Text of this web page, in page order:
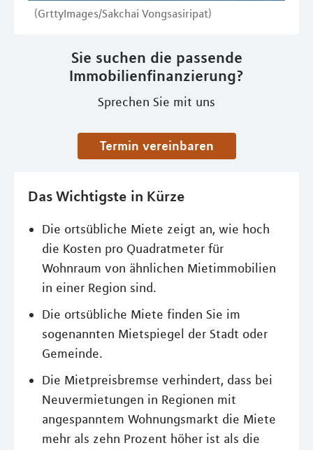
(GrttyImages/Sakchai Vongsasiripat)
Sie suchen die passende
Immobilienfinanzierung?
Sprechen Sie mit uns
Termin vereinbaren
Das Wichtigste in Kürze
Die ortsübliche Miete zeigt an, wie hoch
die Kosten pro Quadratmeter für
Wohnraum von ähnlichen Mietimmobilien
in einer Region sind.
Die ortsübliche Miete finden Sie im
sogenannten Mietspiegel der Stadt oder
Gemeinde.
Die Mietpreisbremse verhindert, dass bei
Neuvermietungen in Regionen mit
angespanntem Wohnungsmarkt die Miete
mehr als zehn Prozent höher ist als die